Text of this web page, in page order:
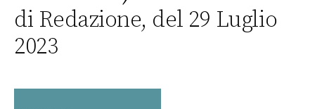
di Redazione, del 29 Luglio
2023